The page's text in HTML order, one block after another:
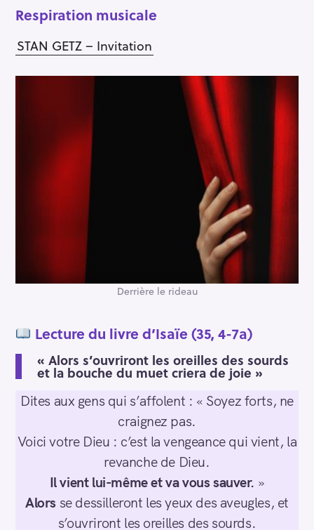
Respiration musicale
STAN GETZ – Invitation
Derrière le rideau
Lecture du livre d’Isaïe (35, 4-7a)
« Alors s’ouvriront les oreilles des sourds
et la bouche du muet criera de joie »
Dites aux gens qui s’affolent : « Soyez forts, ne
craignez pas.
Voici votre Dieu : c’est la vengeance qui vient, la
revanche de Dieu.
Il vient lui-même et va vous sauver. »
Alors se dessilleront les yeux des aveugles, et
s’ouvriront les oreilles des sourds.